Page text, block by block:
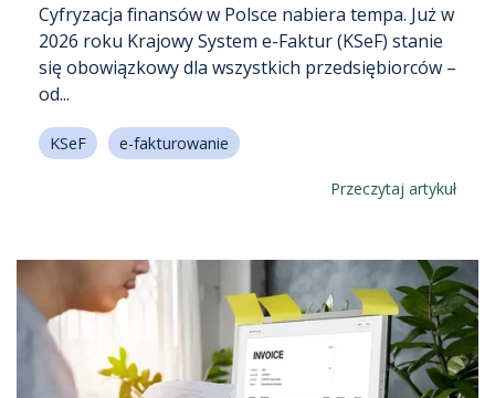
Cyfryzacja finansów w Polsce nabiera tempa. Już w
2026 roku Krajowy System e-Faktur (KSeF) stanie
się obowiązkowy dla wszystkich przedsiębiorców –
od...
KSeF e-fakturowanie
Przeczytaj artykuł